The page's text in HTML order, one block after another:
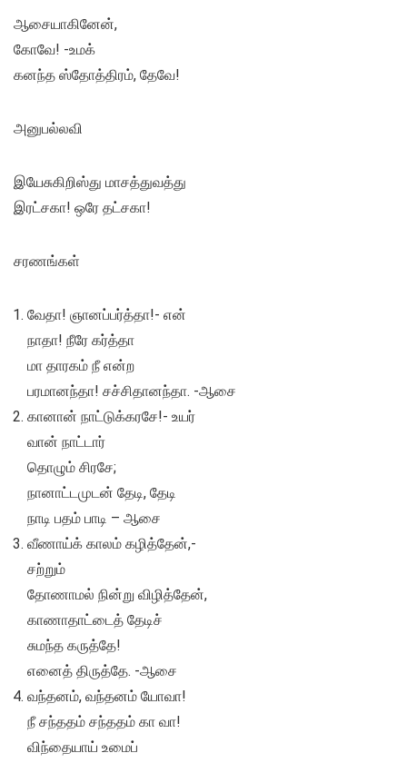
ஆசையாகினேன்,
கோவே! -உமக்
கனந்த ஸ்தோத்திரம், தேவே!
அனுபல்லவி
இயேசுகிறிஸ்து மாசத்துவத்து
இரட்சகா! ஒரே தட்சகா!
சரணங்கள்
வேதா! ஞானப்பர்த்தா!- என்
நாதா! நீரே கர்த்தா
மா தாரகம் நீ என்ற
பரமானந்தா! சச்சிதானந்தா. -ஆசை
கானான் நாட்டுக்கரசே!- உயர்
வான் நாட்டார்
தொழும் சிரசே;
நானாட்டமுடன் தேடி, தேடி
நாடி பதம் பாடி – ஆசை
வீணாய்க் காலம் கழித்தேன்,-
சற்றும்
தோணாமல் நின்று விழித்தேன்,
காணாதாட்டைத் தேடிச்
சுமந்த கருத்தே!
எனைத் திருத்தே. -ஆசை
வந்தனம், வந்தனம் யோவா!
நீ சந்ததம் சந்ததம் கா வா!
விந்தையாய் உமைப்